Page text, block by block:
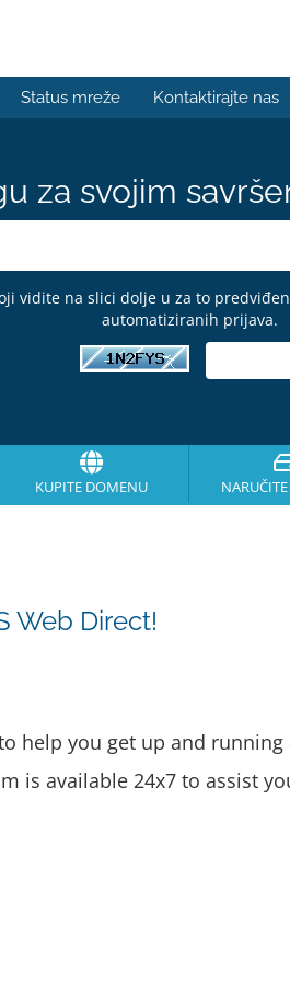
Status mreže Kontaktirajte nas
za svojim
vidite na slici dolje u za to
automatiziranih prijava.
KUPITE DOMENU
Web Direct!
help you get up and
is available 24x7 to assist